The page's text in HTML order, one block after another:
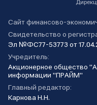
Сайт финансово-
Свидетельство о
Эл №ФС77-53773 от
Учредитель:
Акционерное общество
информации "ПРАЙМ"
Главный редактор:
Карнова Н.Н.